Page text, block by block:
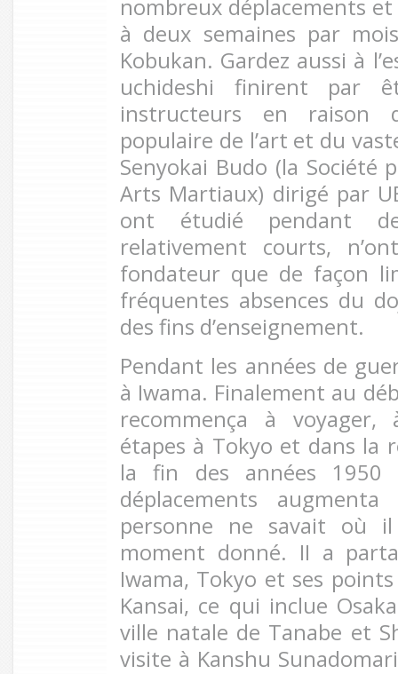
nombreux déplacements
à deux semaines par
Kobukan. Gardez aussi à
uchideshi finirent par
instructeurs en raison
populaire de l’art et du
Senyokai Budo (la Société
Arts Martiaux) dirigé par
ont étudié pendant
relativement courts,
fondateur que de façon
fréquentes absences du
des fins d’enseignement.
Pendant les années de
à Iwama. Finalement au
recommença à voyager,
étapes à Tokyo et dans la
la fin des années 1950
déplacements
personne ne savait où
moment donné. II a
Iwama, Tokyo et ses
Kansai, ce qui inclue
ville natale de Tanabe et
visite à Kanshu